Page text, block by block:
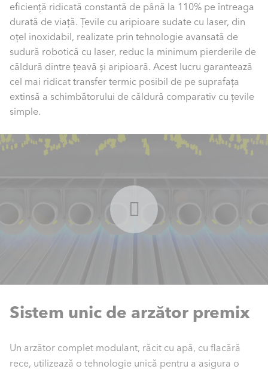
eficiență ridicată constantă de până la 110% pe întreaga
durată de viață. Țevile cu aripioare sudate cu laser, din
oțel inoxidabil, realizate prin tehnologie avansată de
sudură robotică cu laser, reduc la minimum pierderile de
căldură dintre țeavă și aripioară. Acest lucru garantează
cel mai ridicat transfer termic posibil de pe suprafața
extinsă a schimbătorului de căldură comparativ cu țevile
simple.
Sistem unic de arzător premix
Un arzător complet modulant, răcit cu apă, cu flacără
rece, utilizează o tehnologie unică pentru a asigura o